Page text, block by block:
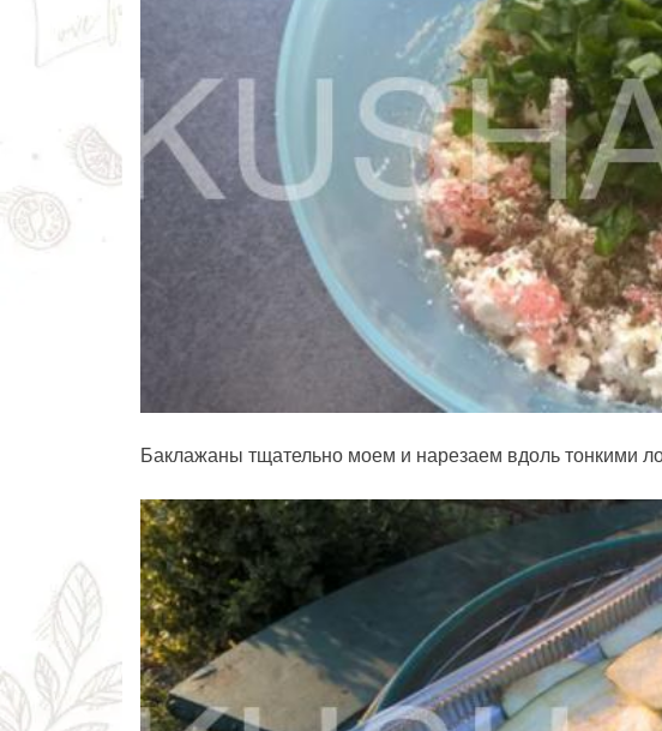
Баклажаны тщательно моем и нарезаем вдоль тонкими